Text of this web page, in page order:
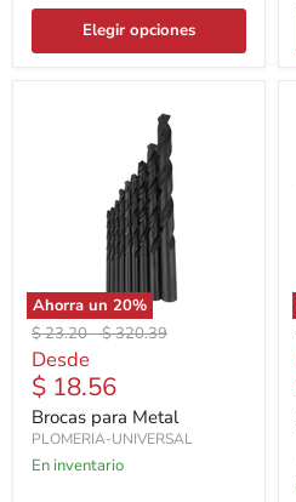
Elegir opciones
Ahorra un 20%
Precio
original
$ 23.20-Precio
$ 320.39
Desde
$ 18.56
Brocas para Metal
PLOMERIA-UNIVERSAL
En inventario